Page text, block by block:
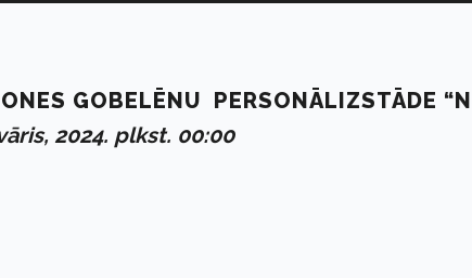
GOBELĒNU PERSONĀLIZSTĀDE
2024. plkst. 00:00